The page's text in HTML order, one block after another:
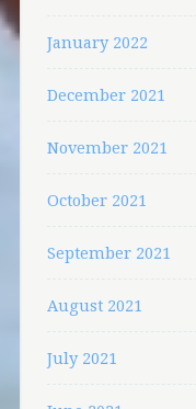
January 2022
December 2021
November 2021
October 2021
September 2021
August 2021
July 2021